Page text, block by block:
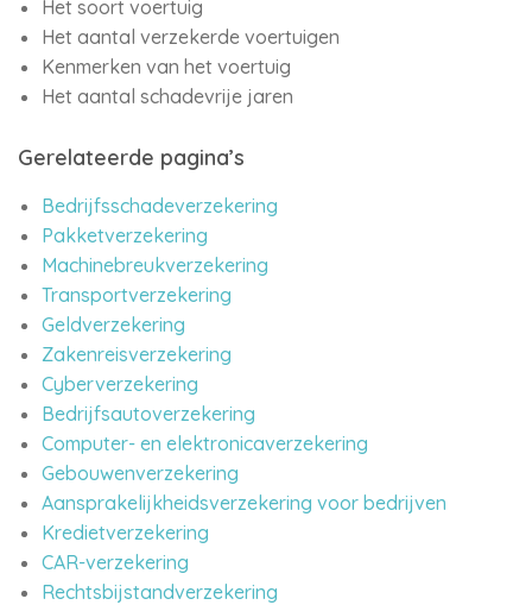
Het soort voertuig
Het aantal verzekerde voertuigen
Kenmerken van het voertuig
Het aantal schadevrije jaren
Gerelateerde pagina’s
Bedrijfsschadeverzekering
Pakketverzekering
Machinebreukverzekering
Transportverzekering
Geldverzekering
Zakenreisverzekering
Cyberverzekering
Bedrijfsautoverzekering
Computer- en elektronicaverzekering
Gebouwenverzekering
Aansprakelijkheidsverzekering voor bedrijven
Kredietverzekering
CAR-verzekering
Rechtsbijstandverzekering